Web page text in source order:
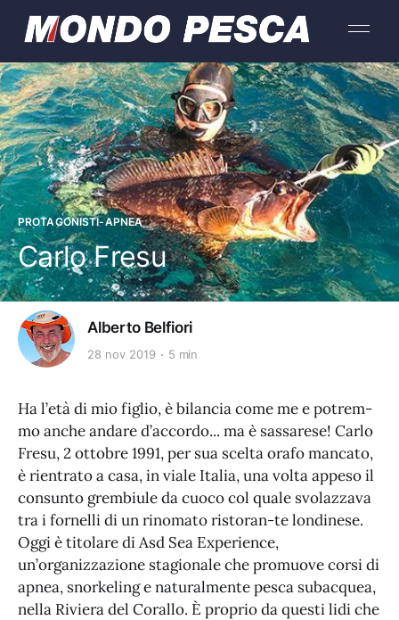
PROTAGONISTI-APNEA
Carlo Fresu
Alberto Belfiori
28 nov 2019 5 min
Ha l’età di mio figlio, è bilancia come me e potrem-
mo anche andare d’accordo... ma è sassarese! Carlo
Fresu, 2 ottobre 1991, per sua scelta orafo mancato,
è rientrato a casa, in viale Italia, una volta appeso il
consunto grembiule da cuoco col quale svolazzava
tra i fornelli di un rinomato ristoran-te londinese.
Oggi è titolare di Asd Sea Experience,
un’organizzazione stagionale che promuove corsi di
apnea, snorkeling e naturalmente pesca subacquea,
nella Riviera del Corallo. È proprio da questi lidi che